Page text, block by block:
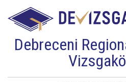
Debreceni